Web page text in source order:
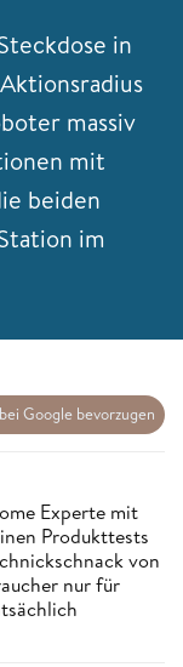
in
massiv
mit
beiden
im
Google bevorzugen
Experte mit
Produkttests
von
nur für